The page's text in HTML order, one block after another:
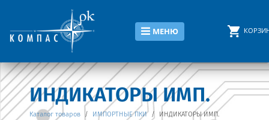
МЕНЮ
ИНДИКАТОРЫ ИМП.
Каталог товаров / ИМПОРТНЫЕ ПКИ / ИНДИКАТОРЫ ИМП.